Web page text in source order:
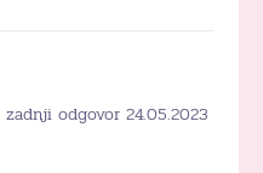
zadnji odgovor 24.05.2023